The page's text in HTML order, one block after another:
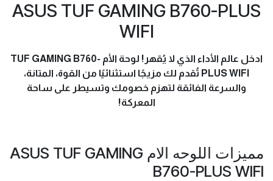
ASUS TUF GAMING B760-PLUS
WIFI
ادخل عالم الأداء الذي لا يُقهر! لوحة الأم TUF GAMING B760-
PLUS WIFI تُقدم لك مزيجًا استثنائيًا من القوة، المتانة،
والسرعة الفائقة لتهزم خصومك وتسيطر على ساحة
المعركة!
مميزات اللوحه الام ASUS TUF GAMING
B760-PLUS WIFI